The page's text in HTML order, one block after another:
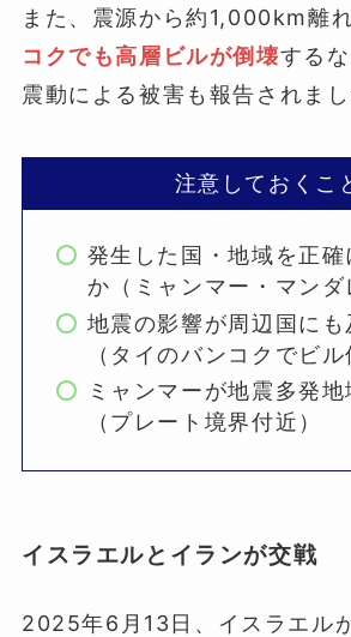
また、震源から約1,000km離
コクでも高層ビルが倒壊する
震動による被害も報告されまし
注意しておくこ
発生した国・地域を正確
か（ミャンマー・マンダ
地震の影響が周辺国にも
（タイのバンコクでビル
ミャンマーが地震多発
（プレート境界付近）
イスラエルとイランが交戦
2025年6月13日、イスラエル